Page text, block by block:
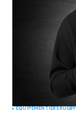
EQUIPEMENTIERSRUGBY